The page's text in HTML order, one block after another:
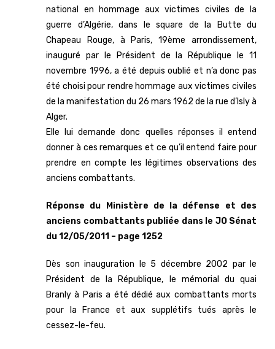
national en hommage aux victimes civiles de la
guerre d’Algérie, dans le square de la Butte du
Chapeau Rouge, à Paris, 19ème arrondissement,
inauguré par le Président de la République le 11
novembre 1996, a été depuis oublié et n’a donc pas
été choisi pour rendre hommage aux victimes civiles
de la manifestation du 26 mars 1962 de la rue d’Isly à
Alger.
Elle lui demande donc quelles réponses il entend
donner à ces remarques et ce qu’il entend faire pour
prendre en compte les légitimes observations des
anciens combattants.
Réponse du Ministère de la défense et des
anciens combattants publiée dans le JO Sénat
du 12/05/2011 – page 1252
Dès son inauguration le 5 décembre 2002 par le
Président de la République, le mémorial du quai
Branly à Paris a été dédié aux combattants morts
pour la France et aux supplétifs tués après le
cessez-le-feu.